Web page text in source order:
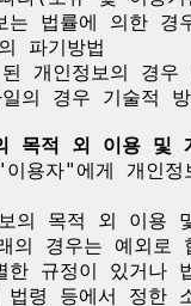
법률에 의한 경
파기방법
목적 외 이용 및
용자"에게 개인정
의 목적 외 이용
경우는 예외로
한 규정이 있거나
법령 등에서 정한